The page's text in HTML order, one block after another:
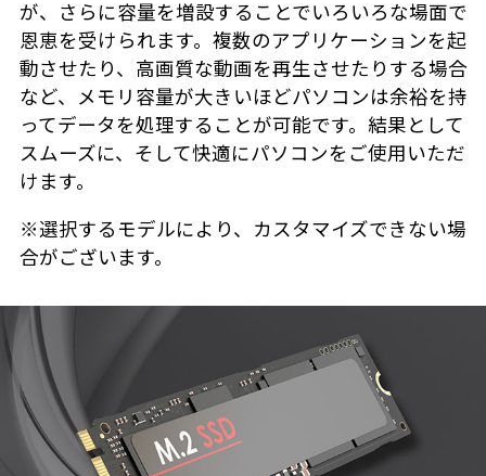
が、さらに容量を増設することでいろいろな場面で
恩恵を受けられます。複数のアプリケーションを起
動させたり、高画質な動画を再生させたりする場合
など、メモリ容量が大きいほどパソコンは余裕を持
ってデータを処理することが可能です。結果として
スムーズに、そして快適にパソコンをご使用いただ
けます。
※選択するモデルにより、カスタマイズできない場
合がございます。